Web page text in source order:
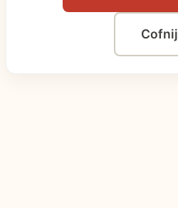
Cofnij